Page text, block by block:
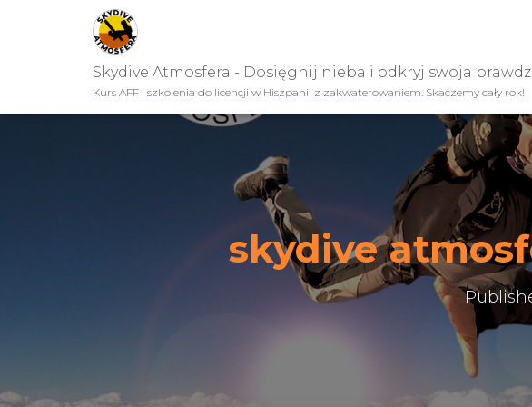
Skydive Atmosfera - Dosięgnij nieba i odkryj swoja
Kurs AFF i szkolenia do licencji w Hiszpanii z zakwaterowaniem. Skaczemy cały rok!
skydive